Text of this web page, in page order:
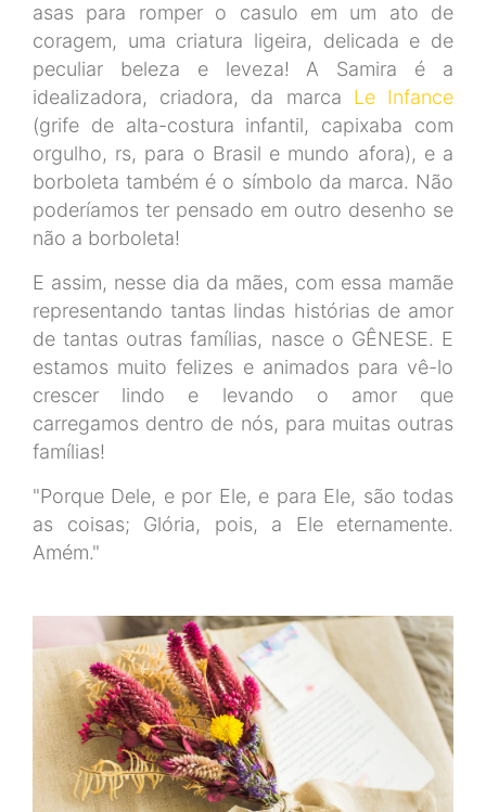
asas para romper o casulo em um ato de
coragem, uma criatura ligeira, delicada e de
peculiar beleza e leveza! A Samira é a
idealizadora, criadora, da marca Le Infance
(grife de alta-costura infantil, capixaba com
orgulho, rs, para o Brasil e mundo afora), e a
borboleta também é o símbolo da marca. Não
poderíamos ter pensado em outro desenho se
não a borboleta!
E assim, nesse dia da mães, com essa mamãe
representando tantas lindas histórias de amor
de tantas outras famílias, nasce o GÊNESE. E
estamos muito felizes e animados para vê-lo
crescer lindo e levando o amor que
carregamos dentro de nós, para muitas outras
famílias!
"Porque Dele, e por Ele, e para Ele, são todas
as coisas; Glória, pois, a Ele eternamente.
Amém."